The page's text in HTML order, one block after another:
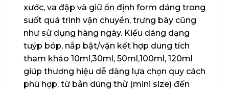
xước, va đập và giữ ổn định form dáng trong
suốt quá trình vận chuyển, trưng bày cũng
như sử dụng hàng ngày. Kiểu dáng dạng
tuýp bóp, nắp bật/vặn kết hợp dung tích
tham khảo 10ml,30ml, 50ml,100ml, 120ml
giúp thương hiệu dễ dàng lựa chọn quy cách
phù hợp, từ bản dùng thử (mini size) đến